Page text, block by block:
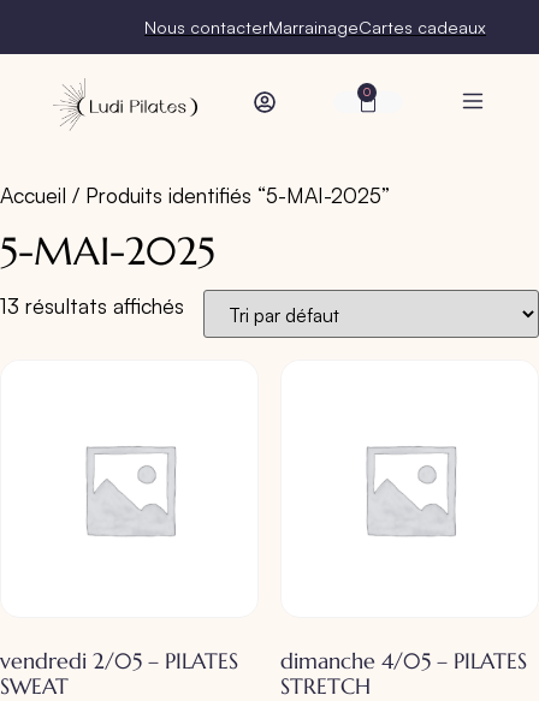
Nous contacterMarrainageCartes cadeaux
0
Accueil / Produits identifiés “5-MAI-2025”
5-MAI-2025
13 résultats affichés
vendredi 2/05 – PILATES
SWEAT
dimanche 4/05 – PILATES
STRETCH